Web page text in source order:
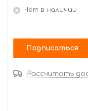
Нет в наличии
Подписаться
Рассчитать